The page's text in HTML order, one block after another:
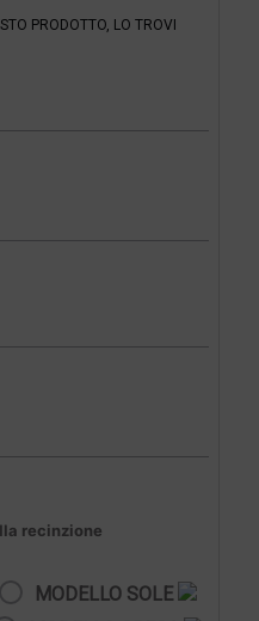
PRODOTTO, LO TROVI
recinzione
MODELLO SOLE